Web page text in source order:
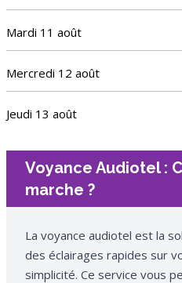
Mardi 11 août
Mercredi 12 août
Jeudi 13 août
Voyance Audiotel :
marche ?
La voyance audiotel est la
des éclairages rapides sur
simplicité. Ce service vous